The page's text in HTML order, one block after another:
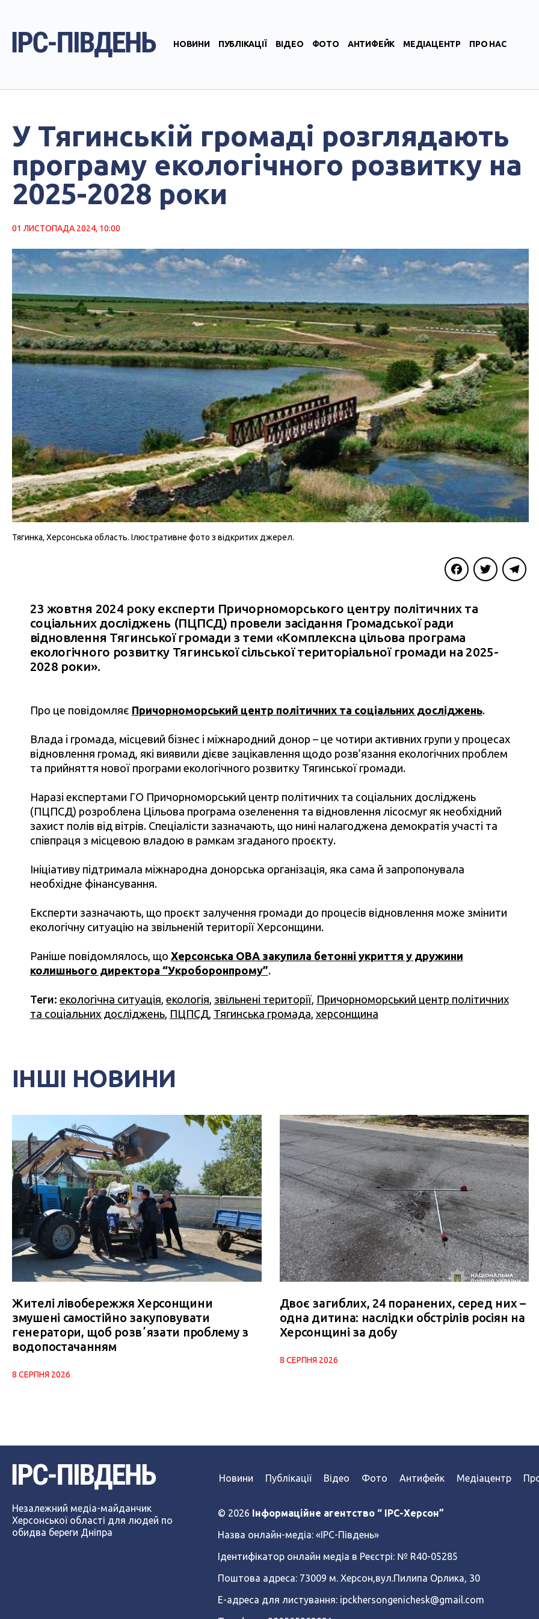
НОВИНИ ПУБЛІКАЦІЇ ВІДЕО ФОТО АНТИФЕЙК МЕДІАЦЕНТР ПРО НАС
У Тягинській громаді розглядають
програму екологічного розвитку на
2025-2028 роки
01 ЛИСТОПАДА 2024, 10:00
Тягинка, Херсонська область. Ілюстративне фото з відкритих джерел.
23 жовтня 2024 року експерти Причорноморського центру політичних та
соціальних досліджень (ПЦПСД) провели засідання Громадської ради
відновлення Тягинської громади з теми «Комплексна цільова програма
екологічного розвитку Тягинської сільської територіальної громади на 2025-
2028 роки».
Про це повідомляє Причорноморський центр політичних та соціальних досліджень.
Влада і громада, місцевий бізнес і міжнародний донор – це чотири активних групи у процесах
відновлення громад, які виявили дієве зацікавлення щодо розв’язання екологічних проблем
та прийняття нової програми екологічного розвитку Тягинської громади.
Наразі експертами ГО Причорноморський центр політичних та соціальних досліджень
(ПЦПСД) розроблена Цільова програма озеленення та відновлення лісосмуг як необхідний
захист полів від вітрів. Спеціалісти зазначають, що нині налагоджена демократія участі та
співпраця з місцевою владою в рамкам згаданого проєкту.
Ініціативу підтримала міжнародна донорська організація, яка сама й запропонувала
необхідне фінансування.
Експерти зазначають, що проєкт залучення громади до процесів відновлення може змінити
екологічну ситуацію на звільненій території Херсонщини.
Раніше повідомлялось, що Херсонська ОВА закупила бетонні укриття у дружини
колишнього директора “Укроборонпрому”.
Теги: екологічна ситуація, екологія, звільнені території, Причорноморський центр політичних
та соціальних досліджень, ПЦПСД, Тягинська громада, херсонщина
ІНШІ НОВИНИ
Жителі лівобережжя Херсонщини
змушені самостійно закуповувати
генератори, щоб розвʼязати проблему з
водопостачанням
8 СЕРПНЯ 2026
Двоє загиблих, 24 поранених, серед них –
одна дитина: наслідки обстрілів росіян на
Херсонщині за добу
8 СЕРПНЯ 2026
Незалежний медіа-майданчик
Херсонської області для людей по
обидва береги Дніпра
Новини Публікації Відео Фото Антифейк Медіацентр
© 2026 Інформаційне агентство “ IPC-Херсон”
Назва онлайн-медіа: «ІРС-Південь»
Ідентифікатор онлайн медіа в Реєстрі: № R40-05285
Поштова адреса: 73009 м. Херсон,вул.Пилипа Орлика, 30
Е-адреса для листування: ipckhersongenichesk@gmail.com